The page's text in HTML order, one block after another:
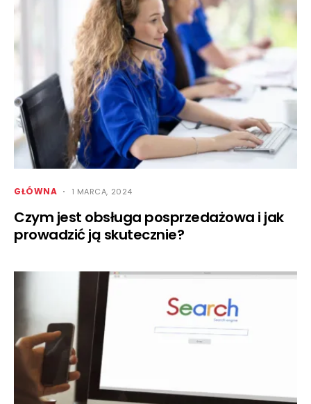
GŁÓWNA 1 MARCA, 2024
Czym jest obsługa posprzedażowa i jak
prowadzić ją skutecznie?